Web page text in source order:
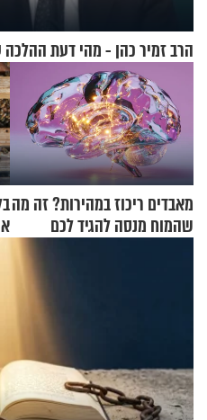
הרב זמיר כהן - מהי דעת
מאבדים ריכוז במהירות? זה מה
שהמוח מנסה להגיד לכם